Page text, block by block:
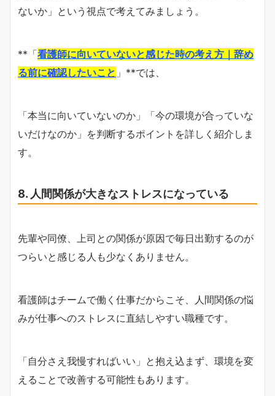
ないか」という視点で考えてみましょう。
**「看護師に向いていないと感じた時の考え方｜辞め
る前に確認したいこと 」**では、
「本当に向いていないのか」「今の環境が合っていな
いだけなのか」を判断するポイントを詳しく紹介しま
す。
8. 人間関係が大きなストレスになっている
先輩や同僚、上司との関係が原因で毎日出勤するのが
つらいと感じる人も少なくありません。
看護師はチームで働く仕事だからこそ、人間関係の悩
みが仕事へのストレスに直結しやすい職種です。
「自分さえ我慢すればいい」と抱え込まず、環境を変
えることで改善する可能性もあります。